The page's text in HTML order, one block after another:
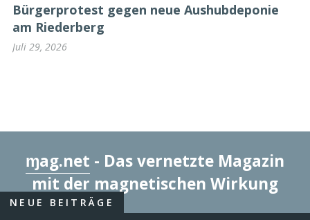
Bürgerprotest gegen neue Aushubdeponie
am Riederberg
Juli 29, 2026
ɱag.net - Das vernetzte Magazin
mit der magnetischen Wirkung
NEUE BEITRÄGE